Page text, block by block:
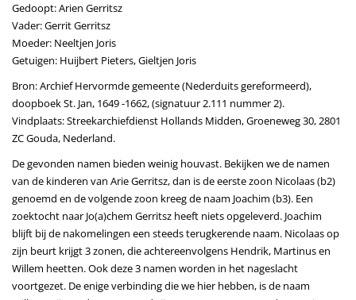
Gedoopt: Arien Gerritsz
Vader: Gerrit Gerritsz
Moeder: Neeltjen Joris
Getuigen: Huijbert Pieters, Gieltjen Joris
Bron: Archief Hervormde gemeente (Nederduits gereformeerd),
doopboek St. Jan, 1649 -1662, (signatuur 2.111 nummer 2).
Vindplaats: Streekarchiefdienst Hollands Midden, Groeneweg 30, 2801
ZC Gouda, Nederland.
De gevonden namen bieden weinig houvast. Bekijken we de namen
van de kinderen van Arie Gerritsz, dan is de eerste zoon Nicolaas (b2)
genoemd en de volgende zoon kreeg de naam Joachim (b3). Een
zoektocht naar Jo(a)chem Gerritsz heeft niets opgeleverd. Joachim
blijft bij de nakomelingen een steeds terugkerende naam. Nicolaas op
zijn beurt krijgt 3 zonen, die achtereenvolgens Hendrik, Martinus en
Willem heetten. Ook deze 3 namen worden in het nageslacht
voortgezet. De enige verbinding die we hier hebben, is de naam